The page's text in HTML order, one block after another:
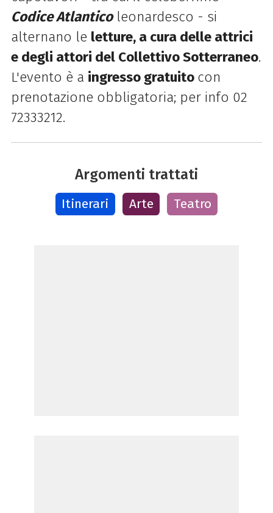
Codice Atlanticoleonardesco - si
alternano le letture, a cura delle attrici
e degli attori del Collettivo Sotterraneo.
L'evento è a ingresso gratuito con
prenotazione obbligatoria; per info 02
72333212.
Argomenti trattati
Itinerari Arte Teatro